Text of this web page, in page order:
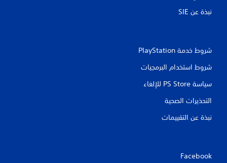
نبذة عن SIE‏
شروط خدمة PlayStation‏
شروط استخدام البرمجيات
سياسة PS Store للإلغاء
التحذيرات الصحية
نبذة عن التقييمات
Facebook